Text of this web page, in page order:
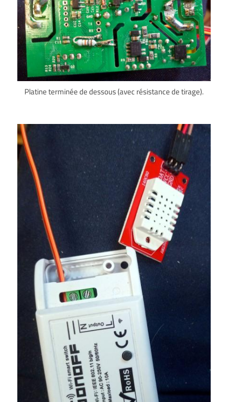
Platine terminée de dessous (avec résistance de tirage).